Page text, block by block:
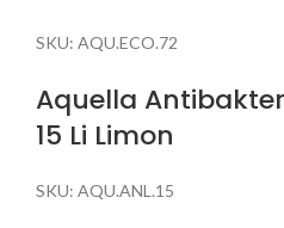
SKU: AQU.ECO.72
Aquella
15 Li Limon
SKU: AQU.ANL.15